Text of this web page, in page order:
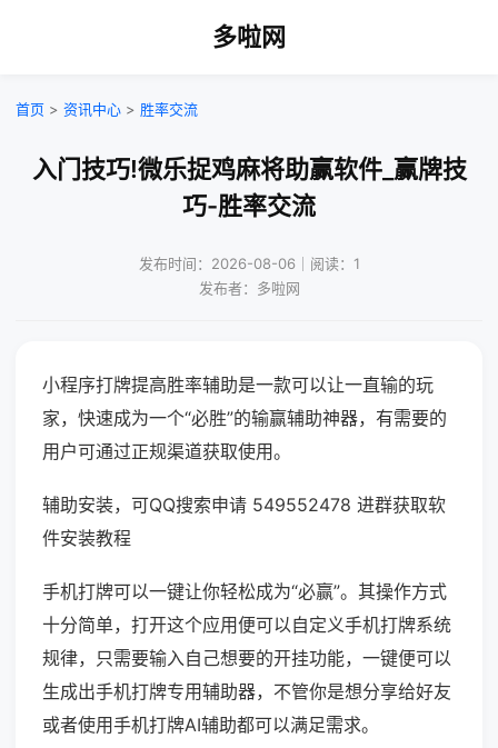
多啦网
首页 > 资讯中心 > 胜率交流
入门技巧!微乐捉鸡麻将助赢软件_赢牌技
巧-胜率交流
发布时间：2026-08-06｜阅读：1
发布者：多啦网
小程序打牌提高胜率辅助是一款可以让一直输的玩
家，快速成为一个“必胜”的输赢辅助神器，有需要的
用户可通过正规渠道获取使用。
辅助安装，可QQ搜索申请 549552478 进群获取软
件安装教程
手机打牌可以一键让你轻松成为“必赢”。其操作方式
十分简单，打开这个应用便可以自定义手机打牌系统
规律，只需要输入自己想要的开挂功能，一键便可以
生成出手机打牌专用辅助器，不管你是想分享给好友
或者使用手机打牌AI辅助都可以满足需求。